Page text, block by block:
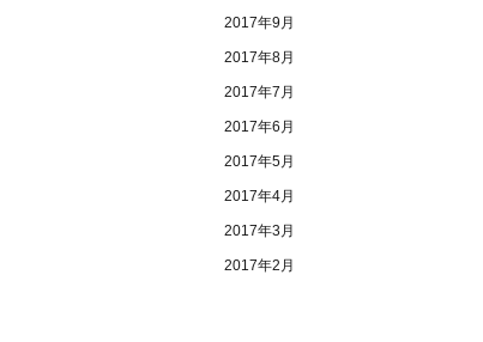
2017年9月
2017年8月
2017年7月
2017年6月
2017年5月
2017年4月
2017年3月
2017年2月